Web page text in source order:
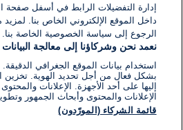
إدارة التفضيلات الرابط في أسفل صفحة
داخل الموقع الإلكتروني الخاص بنا.
الرجوع إلى سياسة الخصوصية الخاصة بنا.
نعمد نحن وشركاؤنا إلى معالجة البيانات
استخدام بيانات الموقع الجغرافي
بشكل فعال من أجل تحديد الهوية. تخزين
إليها على أحد الأجهزة. الإعلانات
الإعلانات والمحتوى وأبحاث الجمهور
قائمة الشركاء (المورّدون)